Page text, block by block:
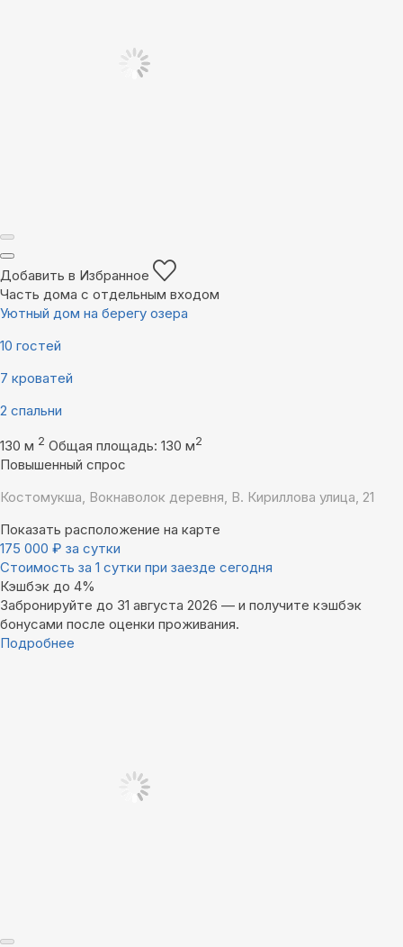
Добавить в Избранное
Часть дома с отдельным входом
Уютный дом на берегу озера
10 гостей
7 кроватей
2 спальни
130 м 2 Общая площадь: 130 м2
Повышенный спрос
Костомукша, Вокнаволок деревня, В. Кириллова улица, 21
Показать расположение на карте
175 000 ₽ за сутки
Стоимость за 1 сутки при заезде сегодня
Кэшбэк до 4%
Забронируйте до 31 августа 2026 — и получите кэшбэк
бонусами после оценки проживания.
Подробнее